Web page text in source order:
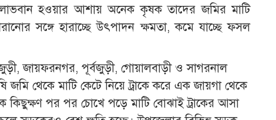
লাভবান হওয়ার আশায় অনেক কৃষক তাদের জমির মাটি
সঙ্গে হারাচ্ছে উৎপাদন ক্ষমতা, কমে যাচ্ছে ফসল
জায়ফরনগর, পূর্বজুড়ী, গোয়ালবাড়ী ও সাগরনাল
জমি থেকে মাটি কেটে নিয়ে ট্রাকে করে এক জায়গা থেকে
কিছুক্ষণ পর পর চোখে পড়ে মাটি বোঝাই ট্রাকের আসা